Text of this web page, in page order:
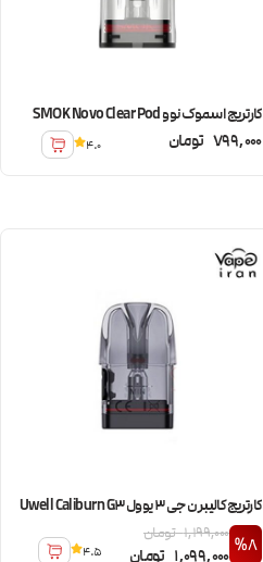
کارتریج اسموک نوو SMOK Novo Clear Pod
799,000 تومان 4.0
کارتریج کالیبرن جی 3 یوول Uwell Caliburn G3
%8
1,199,000 تومان
1,099,000 تومان 4.5